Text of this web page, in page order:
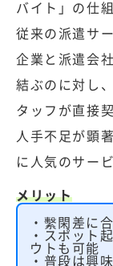
バイト」の仕
従来の派遣サ
企業と派遣会
結ぶのに対し
タッフが直接
人手不足が顕
に人気のサー
メリット
・繫閑差に
・スポット
ウトも可能
・普段は興